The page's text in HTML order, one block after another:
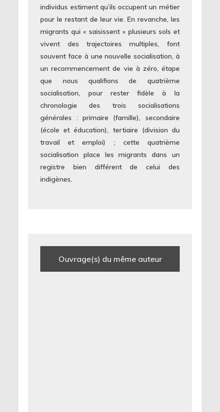
individus estiment qu’ils occupent un métier
pour le restant de leur vie. En revanche, les
migrants qui « saisissent » plusieurs sols et
vivent des trajectoires multiples, font
souvent face à une nouvelle socialisation, à
un recommencement de vie à zéro, étape
que nous qualifions de quatrième
socialisation, pour rester fidèle à la
chronologie des trois socialisations
générales : primaire (famille), secondaire
(école et éducation), tertiaire (division du
travail et emploi) ; cette quatrième
socialisation place les migrants dans un
registre bien différent de celui des
indigènes.
Ouvrage(s) du même auteur